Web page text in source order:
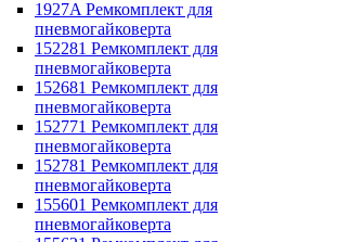
1927A Ремкомплект для
пневмогайковерта
152281 Ремкомплект для
пневмогайковерта
152681 Ремкомплект для
пневмогайковерта
152771 Ремкомплект для
пневмогайковерта
152781 Ремкомплект для
пневмогайковерта
155601 Ремкомплект для
пневмогайковерта